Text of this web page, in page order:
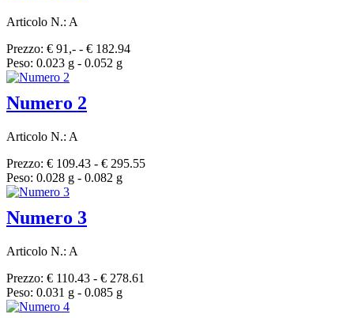
Articolo N.: A
Prezzo: € 91,- - € 182.94
Peso: 0.023 g - 0.052 g
Numero 2
Articolo N.: A
Prezzo: € 109.43 - € 295.55
Peso: 0.028 g - 0.082 g
Numero 3
Articolo N.: A
Prezzo: € 110.43 - € 278.61
Peso: 0.031 g - 0.085 g